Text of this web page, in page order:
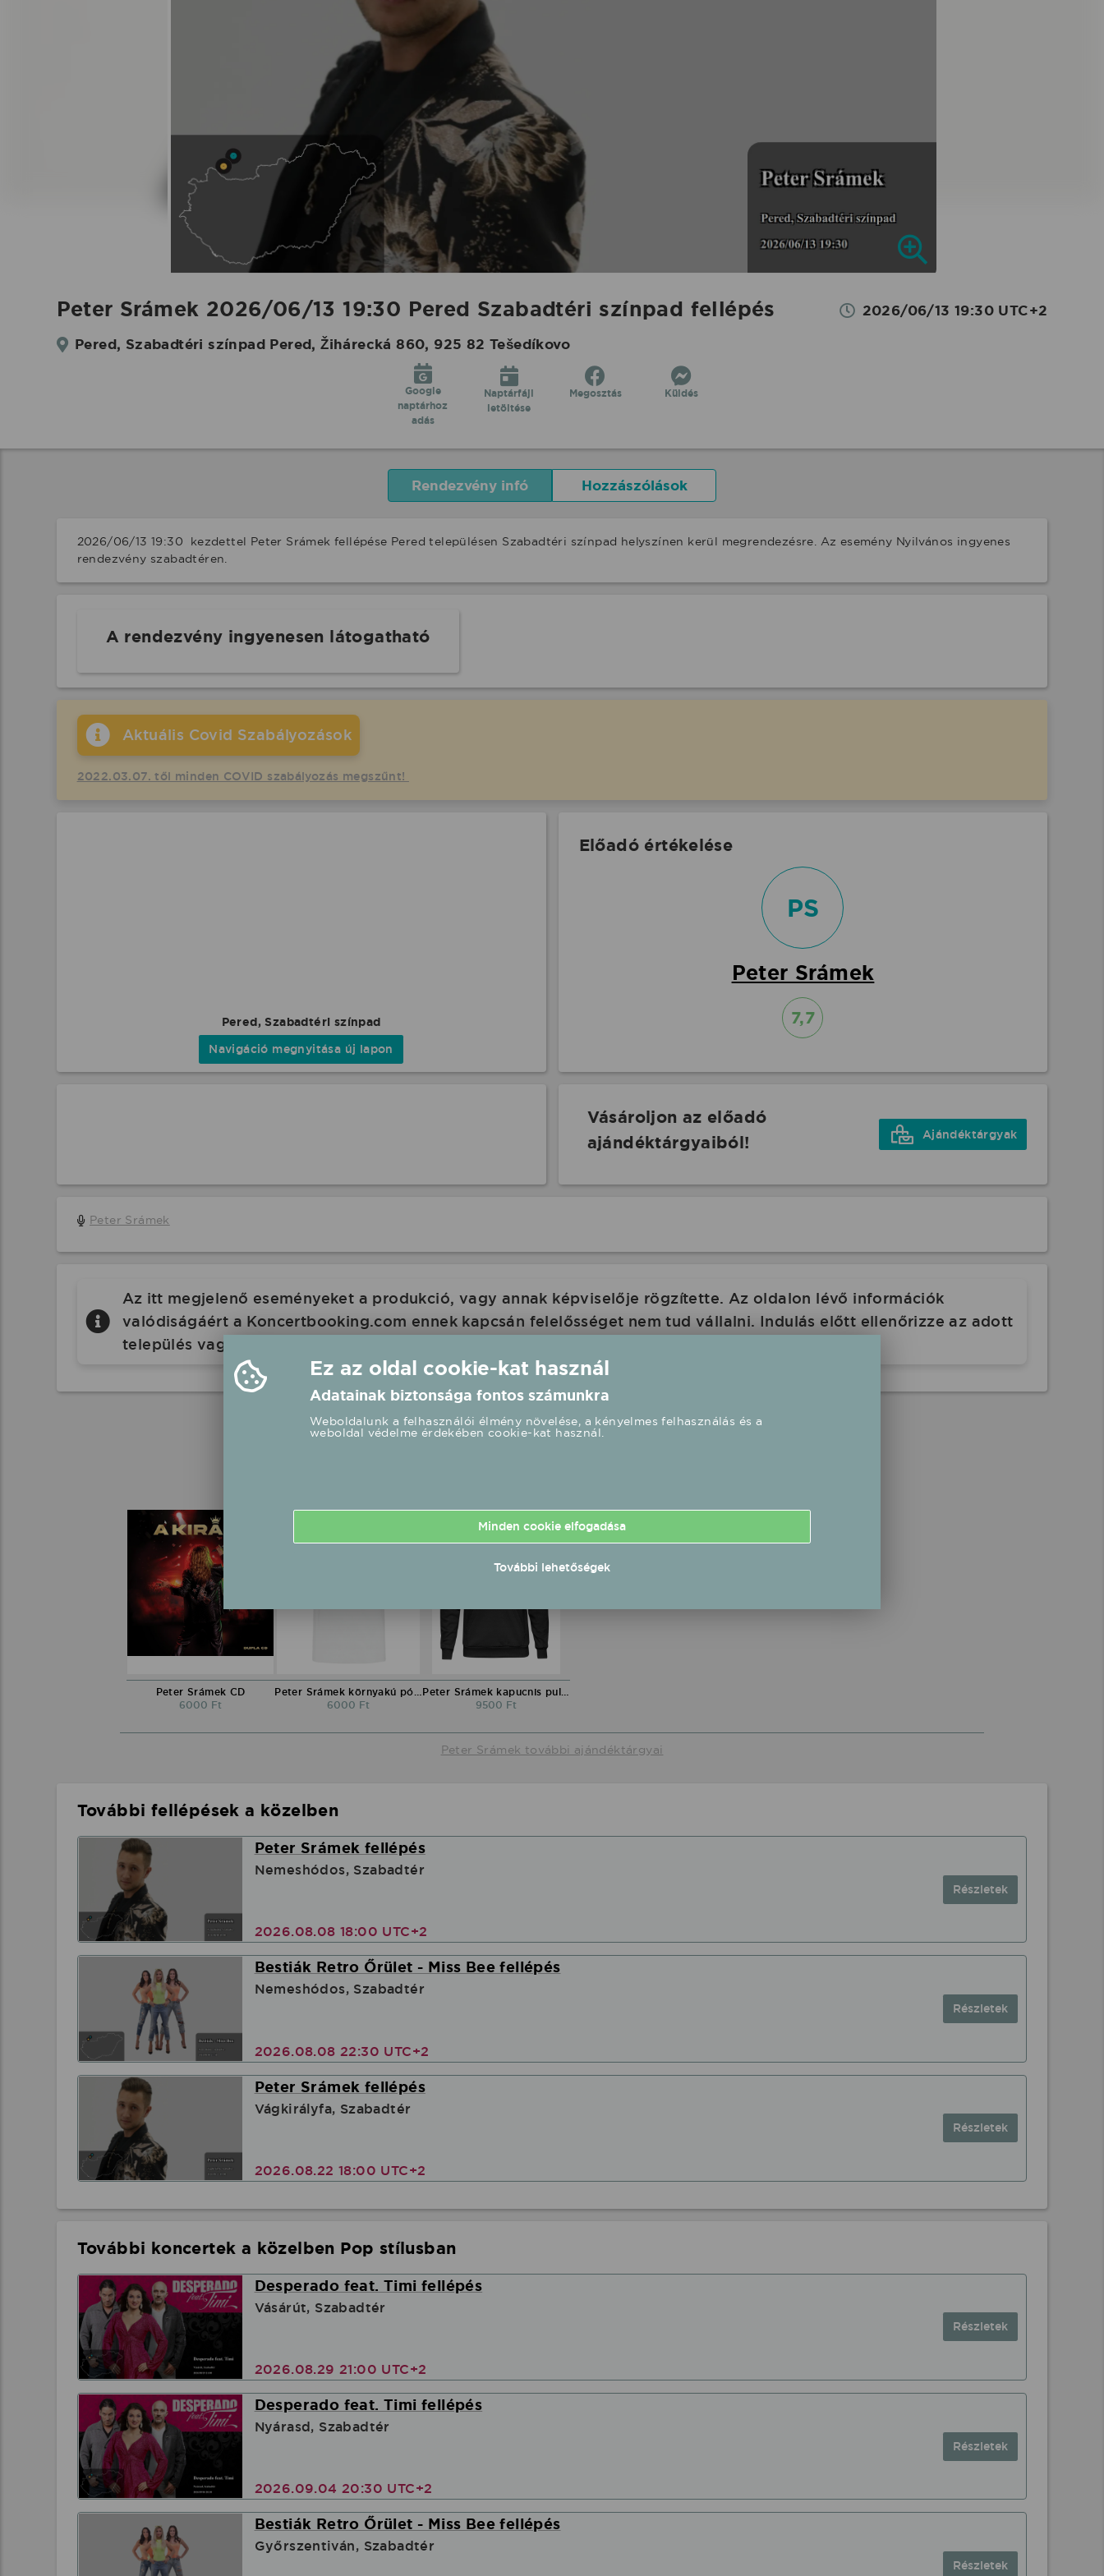
Peter Srámek 2026/06/13 19:30 Pered Szabadtéri színpad fellépés
2026/06/13 19:30 UTC+2
Pered, Szabadtéri színpad Pered, Žihárecká 860, 925 82 Tešedíkovo
Google
naptárhoz
adás
Naptárfájl
letöltése
Megosztás Küldés
Rendezvény infó Hozzászólások
2026/06/13 19:30  kezdettel Peter Srámek fellépése Pered településen Szabadtéri színpad helyszínen kerül megrendezésre. Az esemény Nyilvános ingyenes
rendezvény szabadtéren.
A rendezvény ingyenesen látogatható
Aktuális Covid Szabályozások
2022.03.07. től minden COVID szabályozás megszűnt!
Pered, Szabadtéri színpad
Navigáció megnyitása új lapon
Előadó értékelése
PS
Peter Srámek
7,7
Vásároljon az előadó
ajándéktárgyaiból!
Ajándéktárgyak
Peter Srámek
Az itt megjelenő eseményeket a produkció, vagy annak képviselője rögzítette. Az oldalon lévő információk
valódiságáért a Koncertbooking.com ennek kapcsán felelősséget nem tud vállalni. Indulás előtt ellenőrizze az adott
település vagy eseményhelyszín oldalán is a rendezvény paramétereit.
Peter Srámek CD
6000 Ft
Peter Srámek környakú póló
6000 Ft
Peter Srámek kapucnis pulóver
9500 Ft
Peter Srámek további ajándéktárgyai
További fellépések a közelben
Peter Srámek fellépés
Nemeshódos, Szabadtér
2026.08.08 18:00 UTC+2
Részletek
Bestiák Retro Őrület - Miss Bee fellépés
Nemeshódos, Szabadtér
2026.08.08 22:30 UTC+2
Részletek
Peter Srámek fellépés
Vágkirályfa, Szabadtér
2026.08.22 18:00 UTC+2
Részletek
További koncertek a közelben Pop stílusban
Desperado feat. Timi fellépés
Vásárút, Szabadtér
2026.08.29 21:00 UTC+2
Részletek
Desperado feat. Timi fellépés
Nyárasd, Szabadtér
2026.09.04 20:30 UTC+2
Részletek
Bestiák Retro Őrület - Miss Bee fellépés
Győrszentiván, Szabadtér
Részletek
Ez az oldal cookie-kat használ
Adatainak biztonsága fontos számunkra
Weboldalunk a felhasználói élmény növelése, a kényelmes felhasználás és a
weboldal védelme érdekében cookie-kat használ.
Minden cookie elfogadása
További lehetőségek